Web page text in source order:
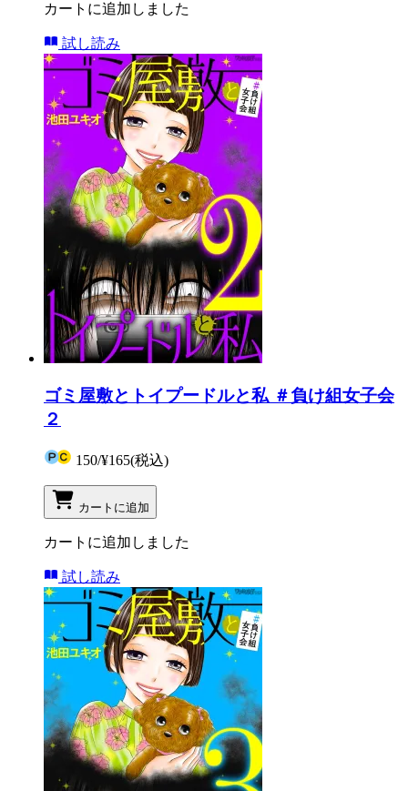
カートに追加しました
試し読み
ゴミ屋敷とトイプードルと私 ＃負け組女子会
２
150/¥165(税込)
カートに追加
カートに追加しました
試し読み